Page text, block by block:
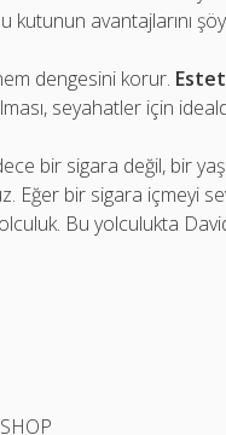
kutunun avantajlarını
dengesini korur.
seyahatler için
bir sigara değil, bir
Eğer bir sigara içmeyi
Bu yolculukta